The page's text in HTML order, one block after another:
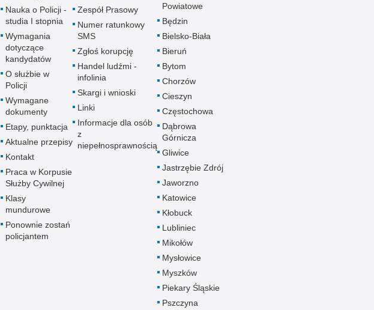
Nauka o Policji -
studia I stopnia
Wymagania
dotyczące
kandydatów
O służbie w
Policji
Wymagane
dokumenty
Etapy, punktacja
Aktualne przepisy
Kontakt
Praca w Korpusie
Służby Cywilnej
Klasy
mundurowe
Ponownie zostań
policjantem
Zespół Prasowy
Numer ratunkowy
SMS
Zgłoś korupcję
Handel ludźmi -
infolinia
Skargi i wnioski
Linki
Informacje dla osób
z
niepełnosprawnością
Powiatowe
Będzin
Bielsko-Biała
Bieruń
Bytom
Chorzów
Cieszyn
Częstochowa
Dąbrowa
Górnicza
Gliwice
Jastrzębie Zdrój
Jaworzno
Katowice
Kłobuck
Lubliniec
Mikołów
Mysłowice
Myszków
Piekary Śląskie
Pszczyna